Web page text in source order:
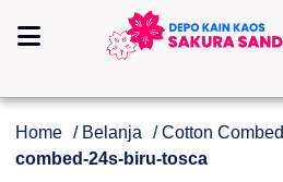
Home / Belanja /Cotton Combed
combed-24s-biru-tosca